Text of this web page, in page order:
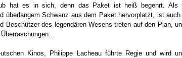
hat es in sich, denn das Paket ist heiß begehrt. Als
überlangem Schwanz aus dem Paket hervorplatzt, ist auch
Beschützer des legendären Wesens treten auf den Plan,
Kinos, Philippe Lacheau führte Regie und wird